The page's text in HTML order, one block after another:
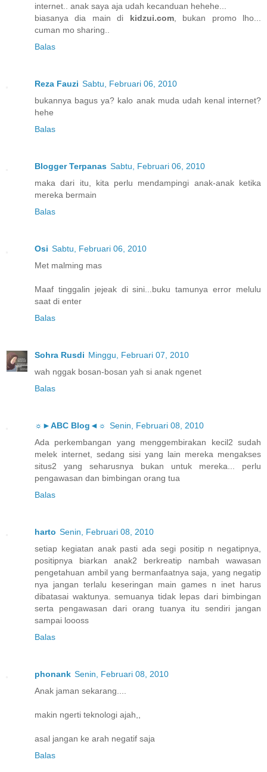
internet.. anak saya aja udah kecanduan hehehe...
biasanya dia main di kidzui.com, bukan promo lho...
cuman mo sharing..
Balas
Reza Fauzi Sabtu, Februari 06, 2010
bukannya bagus ya? kalo anak muda udah kenal internet?
hehe
Balas
Blogger Terpanas Sabtu, Februari 06, 2010
maka dari itu, kita perlu mendampingi anak-anak ketika
mereka bermain
Balas
Osi Sabtu, Februari 06, 2010
Met malming mas
Maaf tinggalin jejeak di sini...buku tamunya error melulu
saat di enter
Balas
Sohra Rusdi Minggu, Februari 07, 2010
wah nggak bosan-bosan yah si anak ngenet
Balas
☼►ABC Blog◄☼ Senin, Februari 08, 2010
Ada perkembangan yang menggembirakan kecil2 sudah
melek internet, sedang sisi yang lain mereka mengakses
situs2 yang seharusnya bukan untuk mereka... perlu
pengawasan dan bimbingan orang tua
Balas
harto Senin, Februari 08, 2010
setiap kegiatan anak pasti ada segi positip n negatipnya,
positipnya biarkan anak2 berkreatip nambah wawasan
pengetahuan ambil yang bermanfaatnya saja, yang negatip
nya jangan terlalu keseringan main games n inet harus
dibatasai waktunya. semuanya tidak lepas dari bimbingan
serta pengawasan dari orang tuanya itu sendiri jangan
sampai loooss
Balas
phonank Senin, Februari 08, 2010
Anak jaman sekarang....
makin ngerti teknologi ajah,,
asal jangan ke arah negatif saja
Balas